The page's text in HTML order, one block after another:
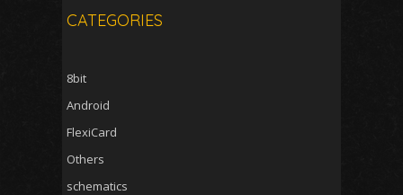
CATEGORIES
8bit
Android
FlexiCard
Others
schematics